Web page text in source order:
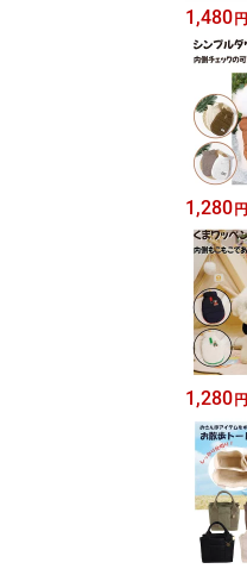
1,480 円
1,280 円
1,280 円